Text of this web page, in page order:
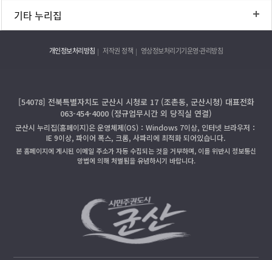
기타 누리집
개인정보처리방침 저작권 정책 영상정보처리기기운영·관리방침
[54078] 전북특별자치도 군산시 시청로 17 (조촌동, 군산시청) 대표전화
063-454-4000 (정규업무시간 외 당직실 연결)
군산시 누리집(홈페이지)은 운영체제(OS)：Windows 7이상, 인터넷 브라우저：
IE 9이상, 파이어 폭스, 크롬, 사파리에 최적화 되어있습니다.
본 홈페이지에 게시된 이메일 주소가 자동 수집되는 것을 거부하며, 이를 위반시 정보통신
망법에 의해 처벌됨을 유념하시기 바랍니다.